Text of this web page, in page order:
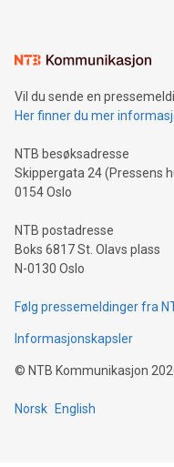
Vil du sende en
Her finner du mer
NTB besøksadresse
Skippergata 24 (Pressens
0154 Oslo
NTB postadresse
Boks 6817 St. Olavs plass
N-0130 Oslo
Følg pressemeldinger fra
Informasjonskapsler
© NTB Kommunikasjon
Norsk English